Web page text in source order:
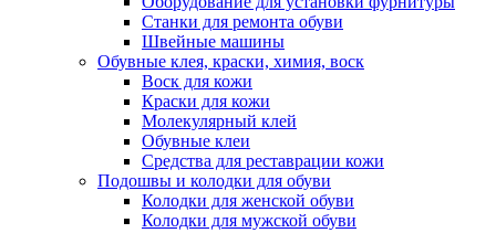
Станки для ремонта обуви
Швейные машины
Обувные клея, краски, химия, воск
Воск для кожи
Краски для кожи
Молекулярный клей
Обувные клеи
Средства для реставрации кожи
Подошвы и колодки для обуви
Колодки для женской обуви
Колодки для мужской обуви